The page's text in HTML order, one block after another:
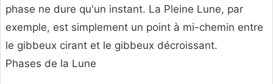
phase ne dure qu'un instant. La Pleine Lune, par
exemple, est simplement un point à mi-chemin entre
le gibbeux cirant et le gibbeux décroissant.
Phases de la Lune